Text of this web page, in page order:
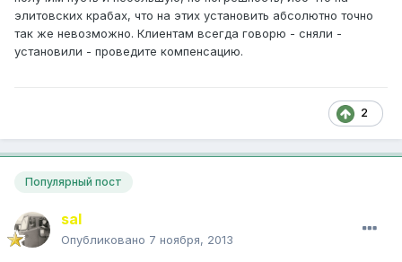
элитовских крабах, что на этих установить абсолютно точно
так же невозможно. Клиентам всегда говорю - сняли -
установили - проведите компенсацию.
2
Популярный пост
saI
Опубликовано 7 ноября, 2013